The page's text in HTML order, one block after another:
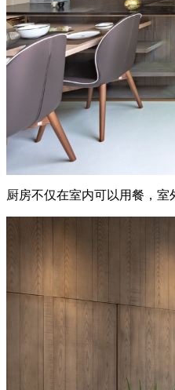
厨房不仅在室内可以用餐，室